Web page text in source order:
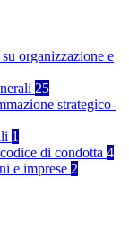
organizzazione e
25
strategico-
1
di condotta 4
e imprese 2